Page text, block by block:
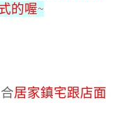
的喔~
居家鎮宅跟店面